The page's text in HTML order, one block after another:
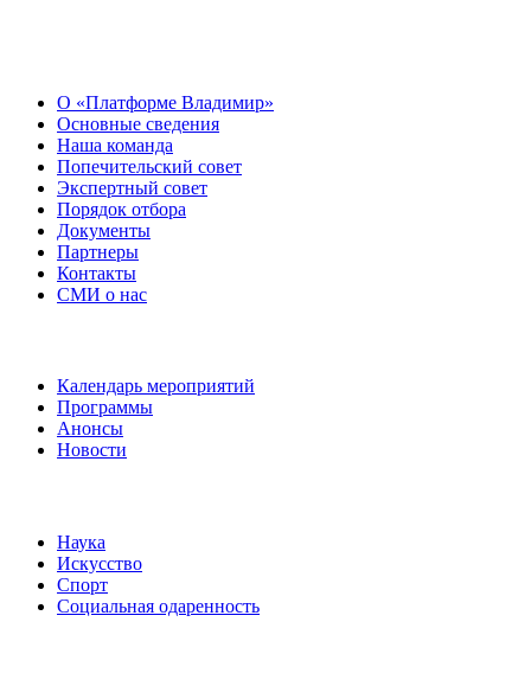
О «Платформе Владимир»
Основные сведения
Наша команда
Попечительский совет
Экспертный совет
Порядок отбора
Документы
Партнеры
Контакты
СМИ о нас
Календарь мероприятий
Программы
Анонсы
Новости
Наука
Искусство
Спорт
Социальная одаренность